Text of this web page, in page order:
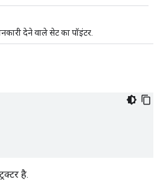
देने वाले सेट का पॉइंटर.
है.